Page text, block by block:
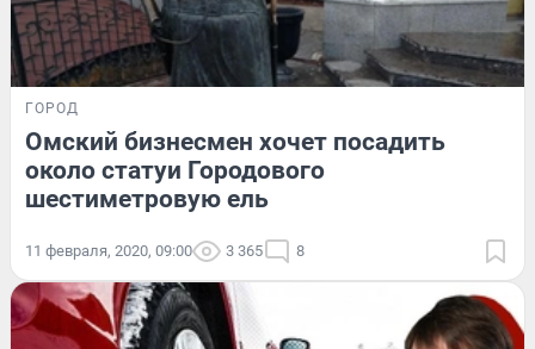
ГОРОД
Омский бизнесмен хочет посадить
около статуи Городового
шестиметровую ель
11 февраля, 2020, 09:00 3 365 8